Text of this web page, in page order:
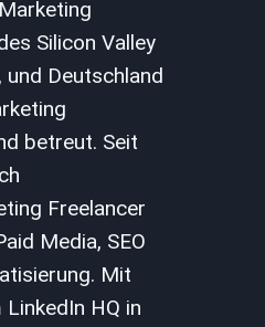
Silicon Valley
und Deutschland
betreut. Seit
Freelancer
Media, SEO
Mit
HQ in